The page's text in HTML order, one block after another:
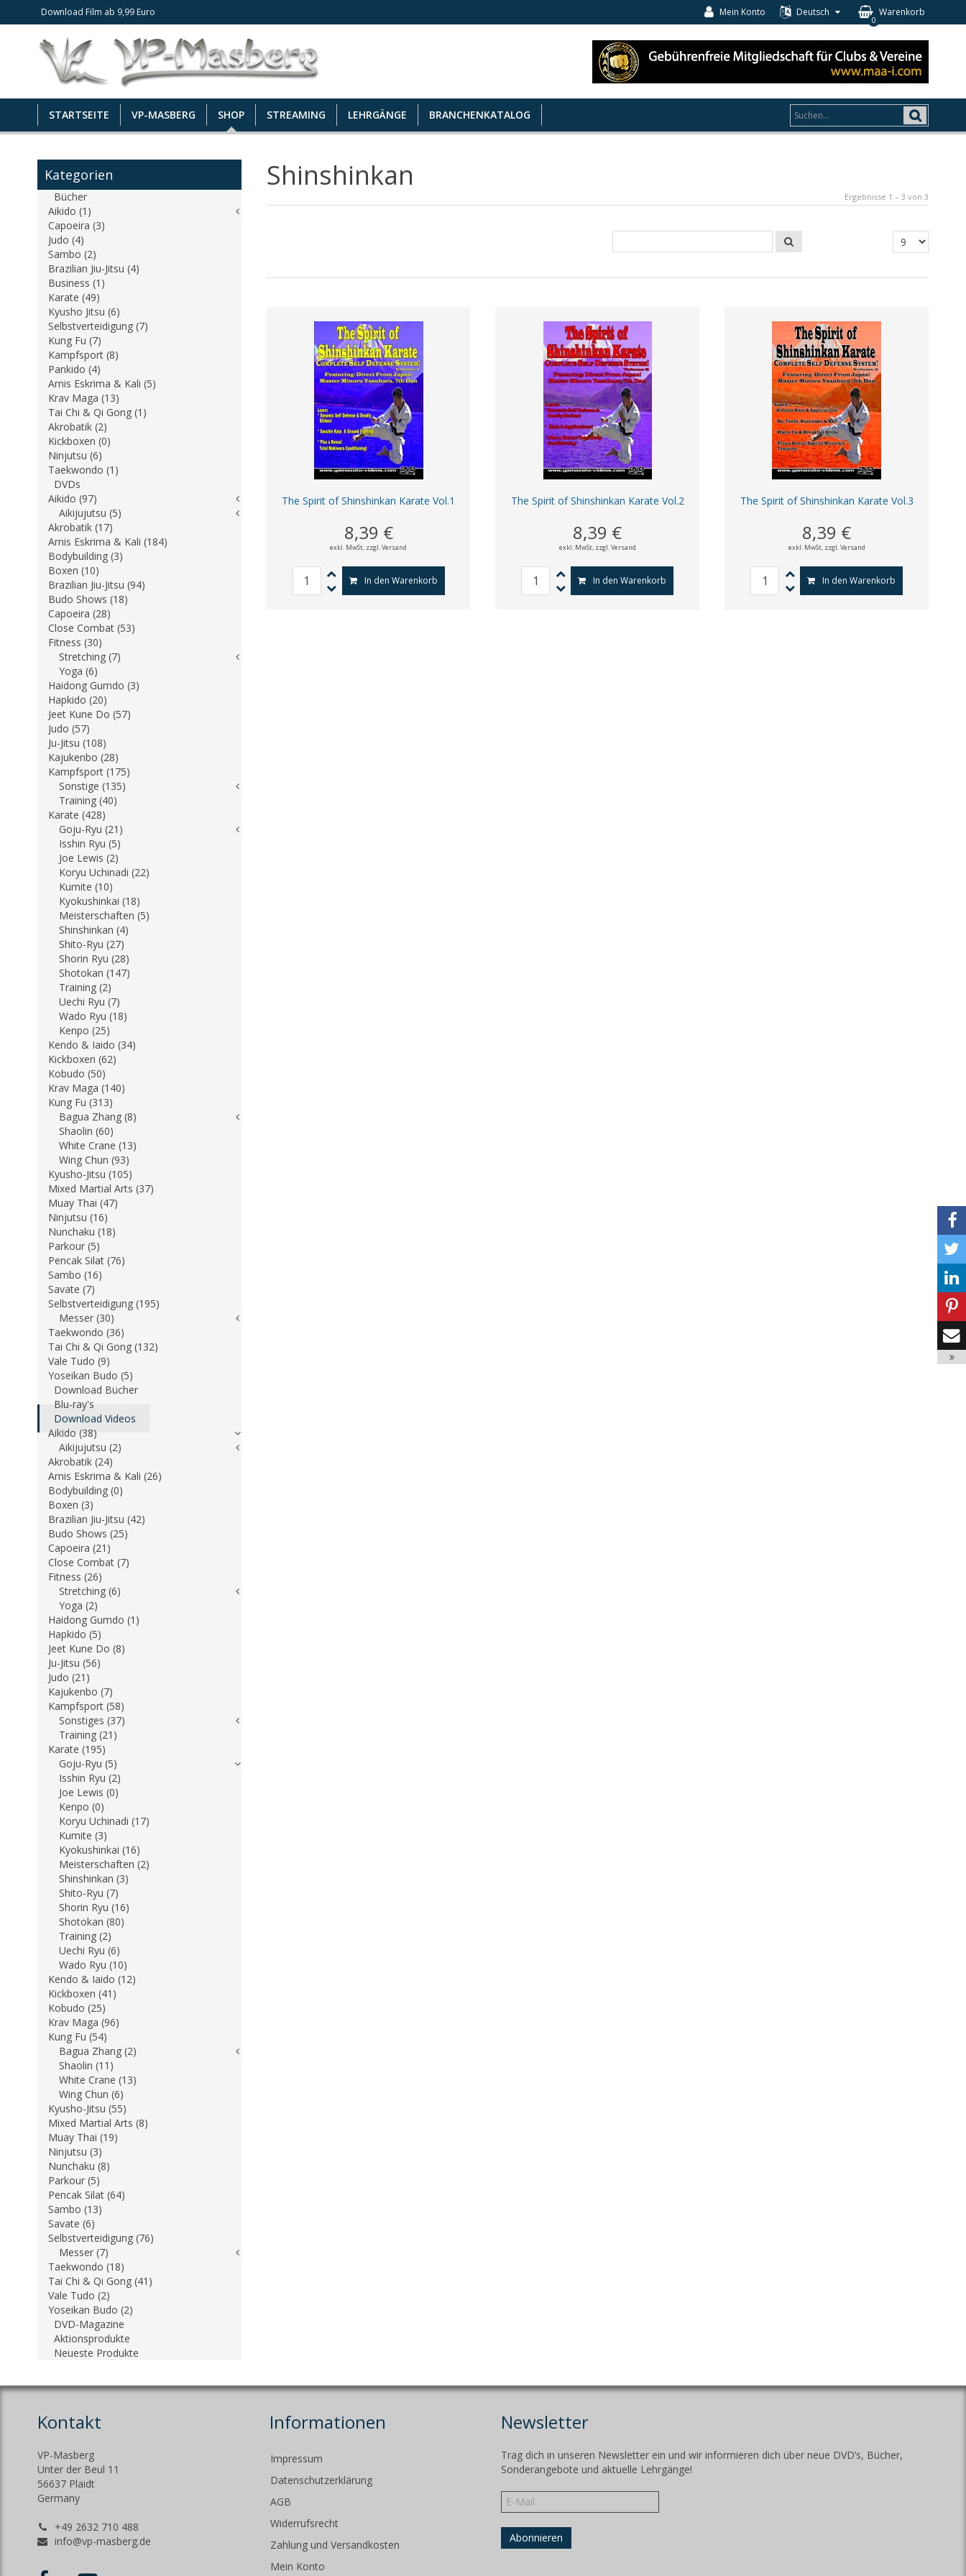
Download Film ab 9,99 Euro Warenkorb
0
Deutsch
Mein Konto
STARTSEITE VP-MASBERG SHOP STREAMING LEHRGÄNGE BRANCHENKATALOG
Shinshinkan
Ergebnisse 1 – 3 von 3
The Spirit of Shinshinkan Karate Vol.1
8,39 €
exkl. MwSt, zzgl. Versand
In den Warenkorb
The Spirit of Shinshinkan Karate Vol.2
8,39 €
exkl. MwSt, zzgl. Versand
In den Warenkorb
The Spirit of Shinshinkan Karate Vol.3
8,39 €
exkl. MwSt, zzgl. Versand
In den Warenkorb
Kategorien
Bücher
Aikido (1)
Capoeira (3)
Judo (4)
Sambo (2)
Brazilian Jiu-Jitsu (4)
Business (1)
Karate (49)
Kyusho Jitsu (6)
Selbstverteidigung (7)
Kung Fu (7)
Kampfsport (8)
Pankido (4)
Arnis Eskrima & Kali (5)
Krav Maga (13)
Tai Chi & Qi Gong (1)
Akrobatik (2)
Kickboxen (0)
Ninjutsu (6)
Taekwondo (1)
DVDs
Aikido (97)
Aikijujutsu (5)
Akrobatik (17)
Arnis Eskrima & Kali (184)
Bodybuilding (3)
Boxen (10)
Brazilian Jiu-Jitsu (94)
Budo Shows (18)
Capoeira (28)
Close Combat (53)
Fitness (30)
Stretching (7)
Yoga (6)
Haidong Gumdo (3)
Hapkido (20)
Jeet Kune Do (57)
Judo (57)
Ju-Jitsu (108)
Kajukenbo (28)
Kampfsport (175)
Sonstige (135)
Training (40)
Karate (428)
Goju-Ryu (21)
Isshin Ryu (5)
Joe Lewis (2)
Koryu Uchinadi (22)
Kumite (10)
Kyokushinkai (18)
Meisterschaften (5)
Shinshinkan (4)
Shito-Ryu (27)
Shorin Ryu (28)
Shotokan (147)
Training (2)
Uechi Ryu (7)
Wado Ryu (18)
Kenpo (25)
Kendo & Iaido (34)
Kickboxen (62)
Kobudo (50)
Krav Maga (140)
Kung Fu (313)
Bagua Zhang (8)
Shaolin (60)
White Crane (13)
Wing Chun (93)
Kyusho-Jitsu (105)
Mixed Martial Arts (37)
Muay Thai (47)
Ninjutsu (16)
Nunchaku (18)
Parkour (5)
Pencak Silat (76)
Sambo (16)
Savate (7)
Selbstverteidigung (195)
Messer (30)
Taekwondo (36)
Tai Chi & Qi Gong (132)
Vale Tudo (9)
Yoseikan Budo (5)
Download Bücher
Blu-ray's
Download Videos
Aikido (38)
Aikijujutsu (2)
Akrobatik (24)
Arnis Eskrima & Kali (26)
Bodybuilding (0)
Boxen (3)
Brazilian Jiu-Jitsu (42)
Budo Shows (25)
Capoeira (21)
Close Combat (7)
Fitness (26)
Stretching (6)
Yoga (2)
Haidong Gumdo (1)
Hapkido (5)
Jeet Kune Do (8)
Ju-Jitsu (56)
Judo (21)
Kajukenbo (7)
Kampfsport (58)
Sonstiges (37)
Training (21)
Karate (195)
Goju-Ryu (5)
Isshin Ryu (2)
Joe Lewis (0)
Kenpo (0)
Koryu Uchinadi (17)
Kumite (3)
Kyokushinkai (16)
Meisterschaften (2)
Shinshinkan (3)
Shito-Ryu (7)
Shorin Ryu (16)
Shotokan (80)
Training (2)
Uechi Ryu (6)
Wado Ryu (10)
Kendo & Iaido (12)
Kickboxen (41)
Kobudo (25)
Krav Maga (96)
Kung Fu (54)
Bagua Zhang (2)
Shaolin (11)
White Crane (13)
Wing Chun (6)
Kyusho-Jitsu (55)
Mixed Martial Arts (8)
Muay Thai (19)
Ninjutsu (3)
Nunchaku (8)
Parkour (5)
Pencak Silat (64)
Sambo (13)
Savate (6)
Selbstverteidigung (76)
Messer (7)
Taekwondo (18)
Tai Chi & Qi Gong (41)
Vale Tudo (2)
Yoseikan Budo (2)
DVD-Magazine
Aktionsprodukte
Neueste Produkte
Kontakt
VP-Masberg
Unter der Beul 11
56637 Plaidt
Germany
+49 2632 710 488
info@vp-masberg.de
Informationen
Impressum
Datenschutzerklärung
AGB
Widerrufsrecht
Zahlung und Versandkosten
Mein Konto
Newsletter
Trag dich in unseren Newsletter ein und wir informieren dich über neue DVD’s, Bücher,
Sonderangebote und aktuelle Lehrgänge!